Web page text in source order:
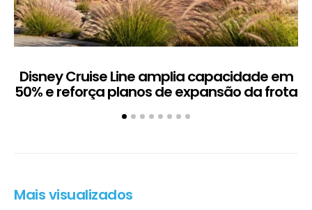
Disney Cruise Line amplia capacidade em
50% e reforça planos de expansão da frota
Mais visualizados